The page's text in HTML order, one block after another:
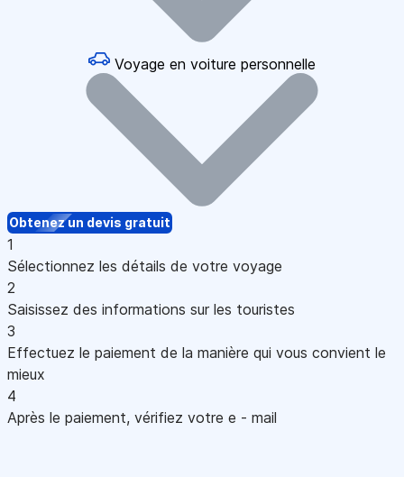
Voyage en voiture personnelle
Obtenez un devis gratuit
1
Sélectionnez les détails de votre voyage
2
Saisissez des informations sur les touristes
3
Effectuez le paiement de la manière qui vous convient le
mieux
4
Après le paiement, vérifiez votre e - mail